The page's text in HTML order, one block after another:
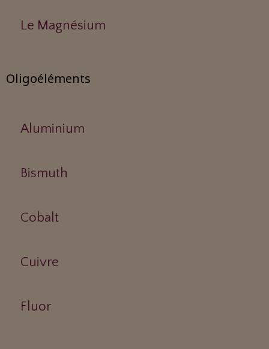
Le Magnésium
Oligoéléments
Aluminium
Bismuth
Cobalt
Cuivre
Fluor